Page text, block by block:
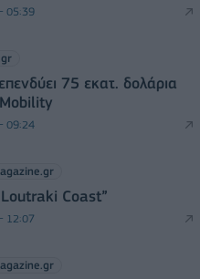
05:39
75 εκατ. δολάρια
09:24
Coast”
12:07